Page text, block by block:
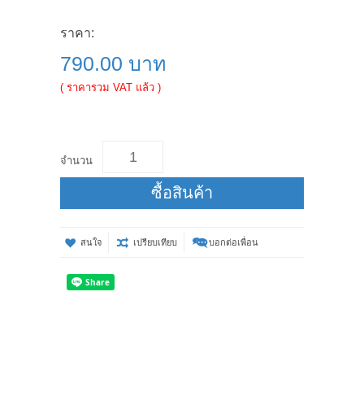
ราคา:
790.00 บาท
( ราคารวม VAT แล้ว )
จำนวน
ซื้อสินค้า
สนใจ เปรียบเทียบ บอกต่อเพื่อน